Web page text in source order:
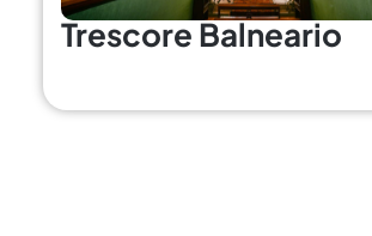
Trescore Balneario